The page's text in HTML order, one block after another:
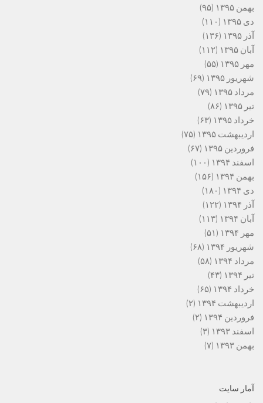
بهمن ۱۳۹۵
(۹۵)
دی ۱۳۹۵
(۱۱۰)
آذر ۱۳۹۵
(۱۳۶)
آبان ۱۳۹۵
(۱۱۲)
مهر ۱۳۹۵
(۵۵)
شهریور ۱۳۹۵
(۶۹)
مرداد ۱۳۹۵
(۷۹)
تیر ۱۳۹۵
(۸۶)
خرداد ۱۳۹۵
(۶۳)
اردیبهشت ۱۳۹۵
(۷۵)
فروردین ۱۳۹۵
(۶۷)
اسفند ۱۳۹۴
(۱۰۰)
بهمن ۱۳۹۴
(۱۵۶)
دی ۱۳۹۴
(۱۸۰)
آذر ۱۳۹۴
(۱۲۲)
آبان ۱۳۹۴
(۱۱۳)
مهر ۱۳۹۴
(۵۱)
شهریور ۱۳۹۴
(۶۸)
مرداد ۱۳۹۴
(۵۸)
تیر ۱۳۹۴
(۴۳)
خرداد ۱۳۹۴
(۶۵)
اردیبهشت ۱۳۹۴
(۲)
فروردین ۱۳۹۴
(۲)
اسفند ۱۳۹۳
(۳)
بهمن ۱۳۹۳
(۷)
آمار سایت